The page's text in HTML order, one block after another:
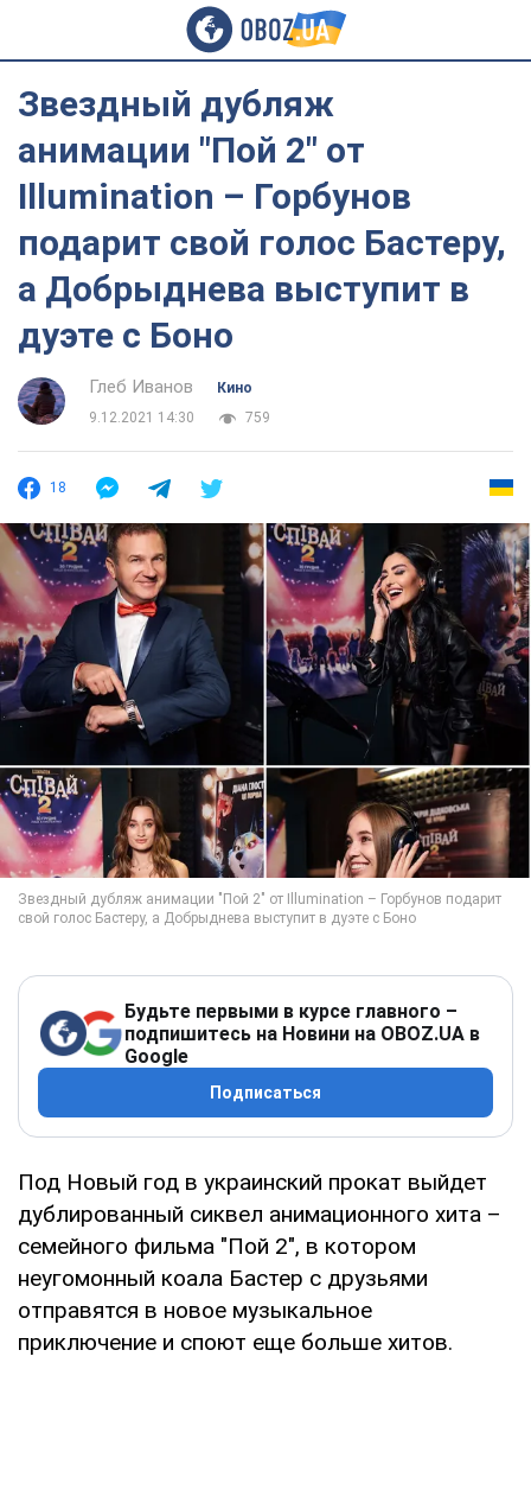
Звездный дубляж
анимации "Пой 2" от
Illumination – Горбунов
подарит свой голос Бастеру,
а Добрыднева выступит в
дуэте с Боно
Глеб Иванов
Кино
9.12.2021 14:30
759
18
Будьте первыми в курсе главного –
подпишитесь на Новини на OBOZ.UA в
Google
Подписаться
Под Новый год в украинский прокат выйдет
дублированный сиквел анимационного хита –
семейного фильма "Пой 2", в котором
неугомонный коала Бастер с друзьями
отправятся в новое музыкальное
приключение и споют еще больше хитов.